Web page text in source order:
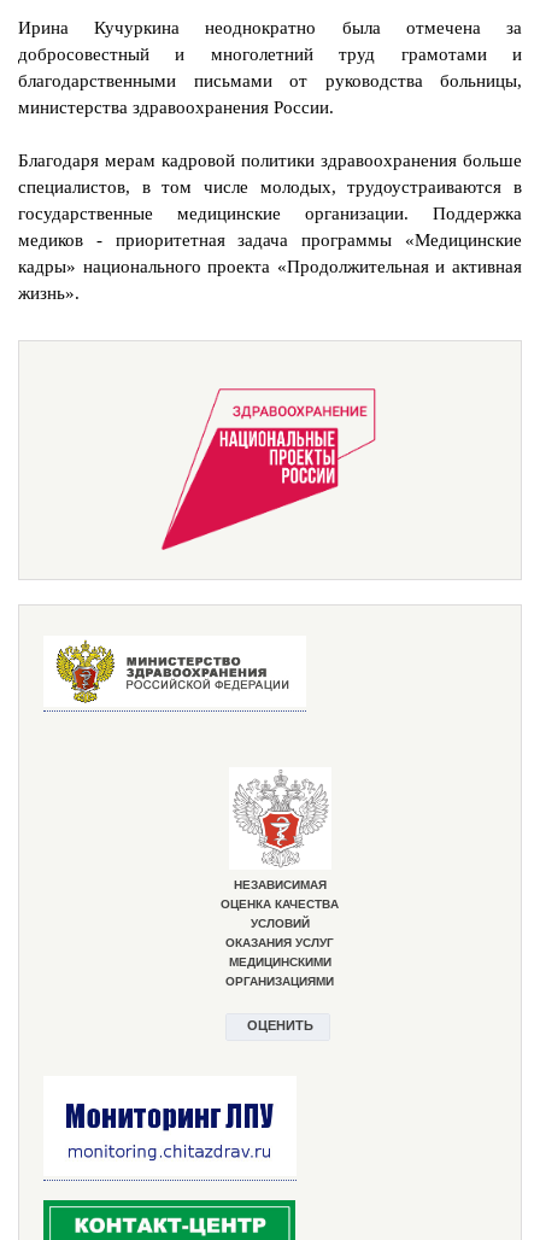
Ирина Кучуркина неоднократно была отмечена за
добросовестный и многолетний труд грамотами и
благодарственными письмами от руководства больницы,
министерства здравоохранения России.
Благодаря мерам кадровой политики здравоохранения больше
специалистов, в том числе молодых, трудоустраиваются в
государственные медицинские организации. Поддержка
медиков - приоритетная задача программы «Медицинские
кадры» национального проекта «Продолжительная и активная
жизнь».